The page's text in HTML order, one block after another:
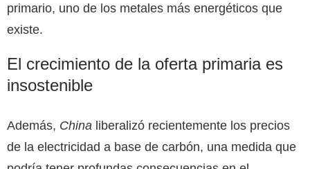
primario, uno de los metales más energéticos que
existe.
El crecimiento de la oferta primaria es
insostenible
Además, China liberalizó recientemente los precios
de la electricidad a base de carbón, una medida que